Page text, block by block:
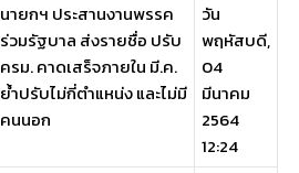
นายกฯ ประสานงานพรรค
ร่วมรัฐบาล ส่งรายชื่อ ปรับ
ครม. คาดเสร็จภายใน มี.ค.
ย้ำปรับไม่กี่ตำแหน่ง และไม่มี
คนนอก
วัน
พฤหัสบดี,
04
มีนาคม
2564
12:24